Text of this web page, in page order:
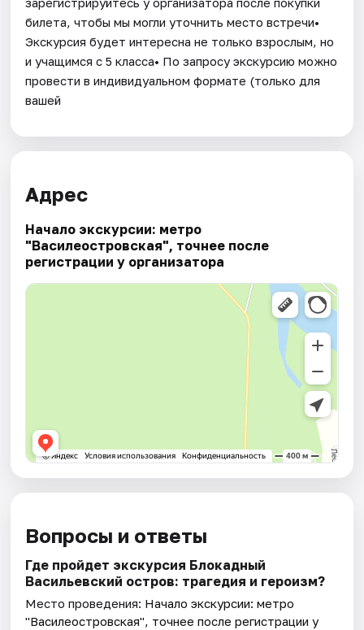
билета, чтобы мы могли уточнить место встречи•
Экскурсия будет интересна не только взрослым, но
и учащимся с 5 класса• По запросу экскурсию можно
провести в индивидуальном формате (только для
вашей
Адрес
Начало экскурсии: метро
"Василеостровская", точнее после
регистрации у организатора
Вопросы и ответы
Где пройдет экскурсия Блокадный
Васильевский остров: трагедия и героизм?
Место проведения: Начало экскурсии: метро
"Василеостровская", точнее после регистрации у